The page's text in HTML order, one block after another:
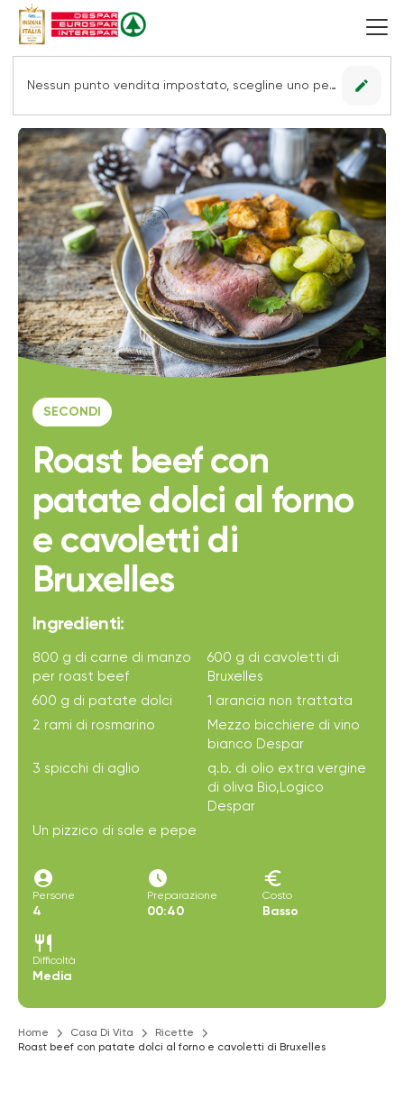
Nessun punto vendita impostato, scegline uno per vedere le offerte. edit
SECONDI
Roast beef con
patate dolci al forno
e cavoletti di
Bruxelles
Ingredienti:
800 g di carne di manzo
per roast beef
600 g di cavoletti di
Bruxelles
600 g di patate dolci
1 arancia non trattata
2 rami di rosmarino
Mezzo bicchiere di vino
bianco Despar
3 spicchi di aglio
q.b. di olio extra vergine
di oliva Bio,Logico
Despar
Un pizzico di sale e pepe
account_circle
Persone
4
access_time_filled
Preparazione
00:40
euro
Costo
Basso
restaurant
Difficoltà
Media
Home Casa Di Vita
Ricette
Roast beef con patate dolci al forno e cavoletti di Bruxelles